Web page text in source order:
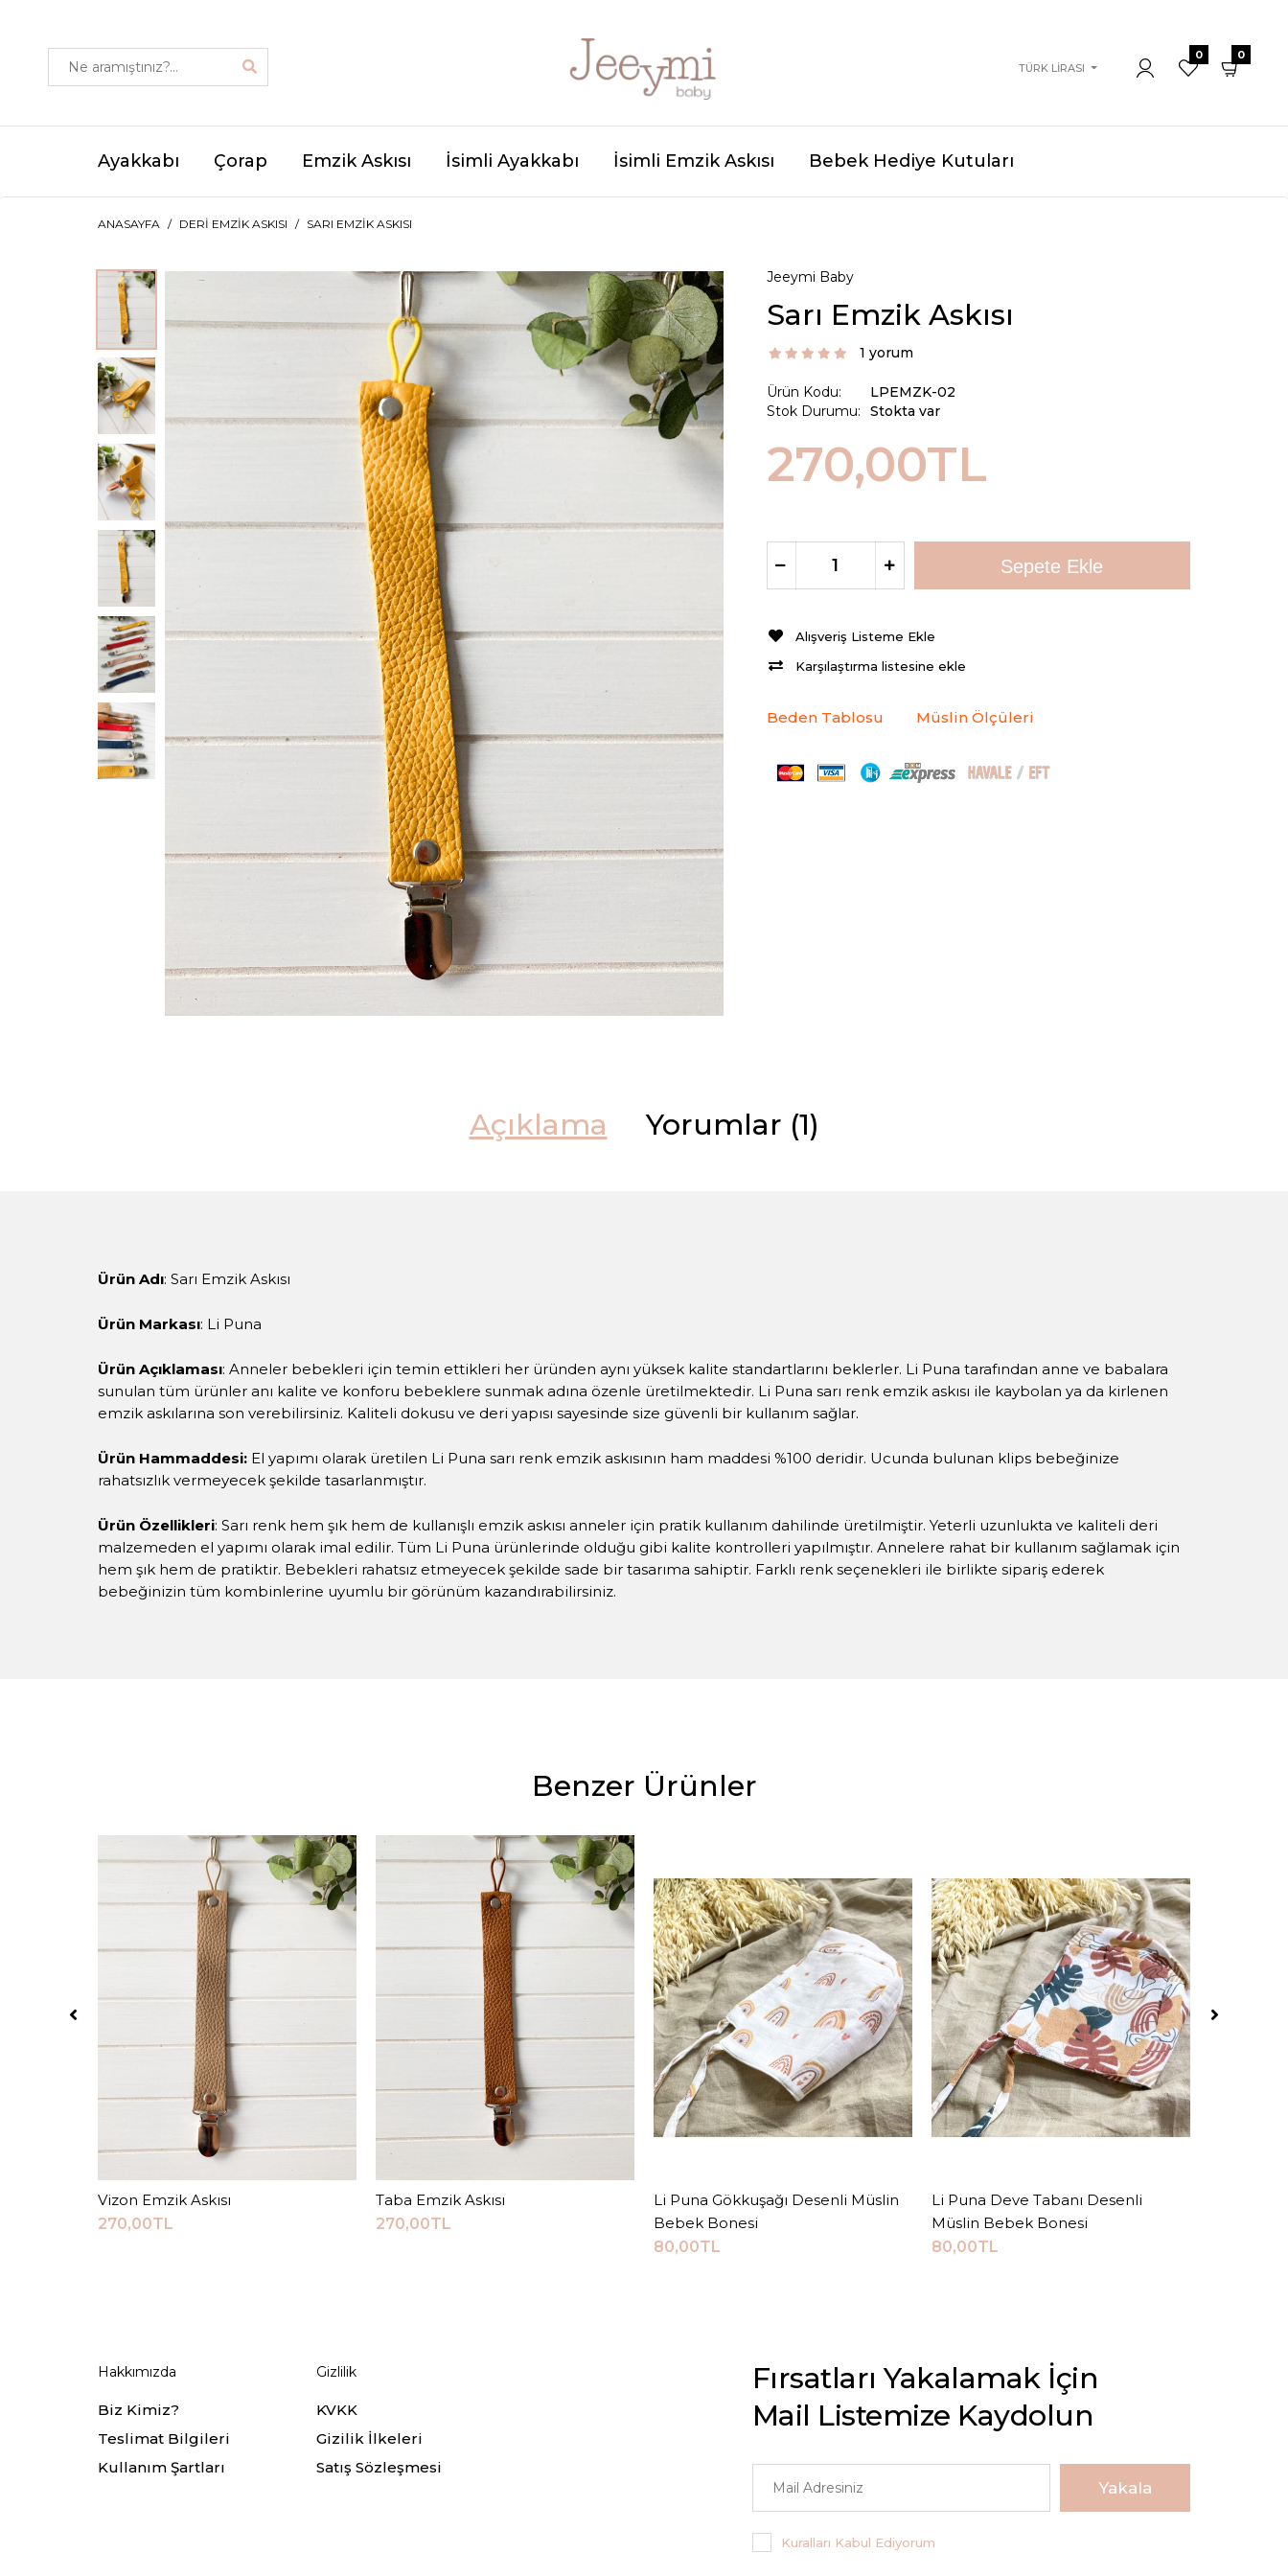
TÜRK LIRASI
0 0
Ayakkabı Çorap Emzik Askısı İsimli Ayakkabı İsimli Emzik Askısı Bebek Hediye Kutuları
ANASAYFA DERI EMZIK ASKISI SARI EMZIK ASKISI
Jeeymi Baby
Sarı Emzik Askısı
1 yorum
Ürün Kodu:
Stok Durumu:
LPEMZK-02
Stokta var
270,00TL
Alışveriş Listeme Ekle
Karşılaştırma listesine ekle
Beden Tablosu Müslin Ölçüleri
Açıklama Yorumlar (1)
Ürün Adı: Sarı Emzik Askısı
Ürün Markası: Li Puna
Ürün Açıklaması: Anneler bebekleri için temin ettikleri her üründen aynı yüksek kalite standartlarını beklerler. Li Puna tarafından anne ve babalara
sunulan tüm ürünler anı kalite ve konforu bebeklere sunmak adına özenle üretilmektedir. Li Puna sarı renk emzik askısı ile kaybolan ya da kirlenen
emzik askılarına son verebilirsiniz. Kaliteli dokusu ve deri yapısı sayesinde size güvenli bir kullanım sağlar.
Ürün Hammaddesi: El yapımı olarak üretilen Li Puna sarı renk emzik askısının ham maddesi %100 deridir. Ucunda bulunan klips bebeğinize
rahatsızlık vermeyecek şekilde tasarlanmıştır.
Ürün Özellikleri: Sarı renk hem şık hem de kullanışlı emzik askısı anneler için pratik kullanım dahilinde üretilmiştir. Yeterli uzunlukta ve kaliteli deri
malzemeden el yapımı olarak imal edilir. Tüm Li Puna ürünlerinde olduğu gibi kalite kontrolleri yapılmıştır. Annelere rahat bir kullanım sağlamak için
hem şık hem de pratiktir. Bebekleri rahatsız etmeyecek şekilde sade bir tasarıma sahiptir. Farklı renk seçenekleri ile birlikte sipariş ederek
bebeğinizin tüm kombinlerine uyumlu bir görünüm kazandırabilirsiniz.
Benzer Ürünler
Sepete Ekle
Vizon Emzik Askısı
270,00TL
Sepete Ekle
Taba Emzik Askısı
270,00TL
Sepete Ekle
Li Puna Gökkuşağı Desenli Müslin
Bebek Bonesi
80,00TL
Sepete Ekle
Li Puna Deve Tabanı Desenli
Müslin Bebek Bonesi
80,00TL
Hakkımızda
Biz Kimiz?
Teslimat Bilgileri
Kullanım Şartları
Gizlilik
KVKK
Gizilik İlkeleri
Satış Sözleşmesi
Fırsatları Yakalamak İçin
Mail Listemize Kaydolun
Yakala
Kuralları Kabul Ediyorum